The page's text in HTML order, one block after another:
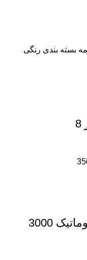
دستگاه تسمه‌ کش دستی پنوماتیک 3000